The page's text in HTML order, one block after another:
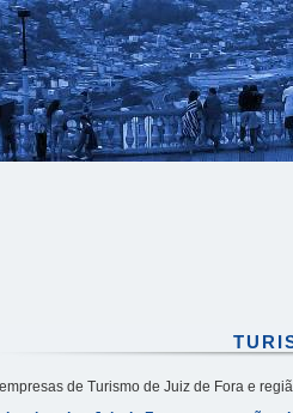
de Turismo de Juiz de Fora e